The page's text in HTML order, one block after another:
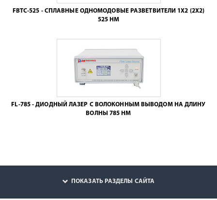
FBTC-525 - СПЛАВНЫЕ ОДНОМОДОВЫЕ РАЗВЕТВИТЕЛИ 1X2 (2X2)
525 НМ
FL-785 - ДИОДНЫЙ ЛАЗЕР С ВОЛОКОННЫМ ВЫВОДОМ НА ДЛИНУ
ВОЛНЫ 785 НМ
ПОКАЗАТЬ РАЗДЕЛЫ САЙТА